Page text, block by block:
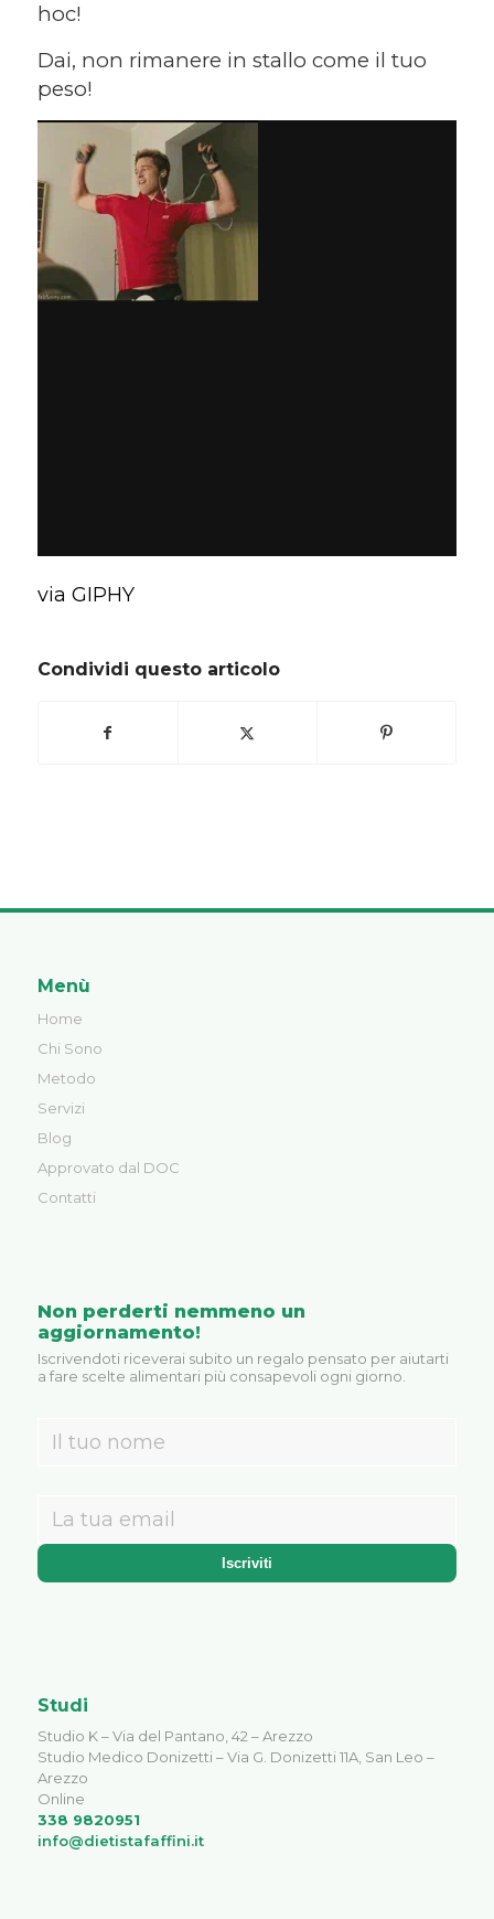
hoc!
Dai, non rimanere in stallo come il tuo
peso!
via GIPHY
Condividi questo articolo
Menù
Home
Chi Sono
Metodo
Servizi
Blog
Approvato dal DOC
Contatti
Non perderti nemmeno un
aggiornamento!
Iscrivendoti riceverai subito un regalo pensato per aiutarti
a fare scelte alimentari più consapevoli ogni giorno.
Studi
Studio K – Via del Pantano, 42 – Arezzo
Studio Medico Donizetti – Via G. Donizetti 11A, San Leo –
Arezzo
Online
338 9820951
info@dietistafaffini.it